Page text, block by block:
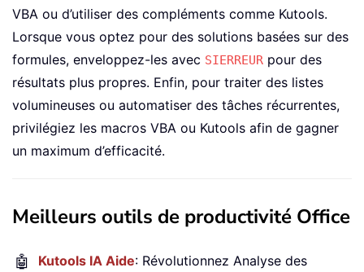
VBA ou d’utiliser des compléments comme Kutools.
Lorsque vous optez pour des solutions basées sur des
formules, enveloppez-les avec SIERREUR pour des
résultats plus propres. Enfin, pour traiter des listes
volumineuses ou automatiser des tâches récurrentes,
privilégiez les macros VBA ou Kutools afin de gagner
un maximum d’efficacité.
Meilleurs outils de productivité Office
🤖 Kutools IA Aide: Révolutionnez Analyse des